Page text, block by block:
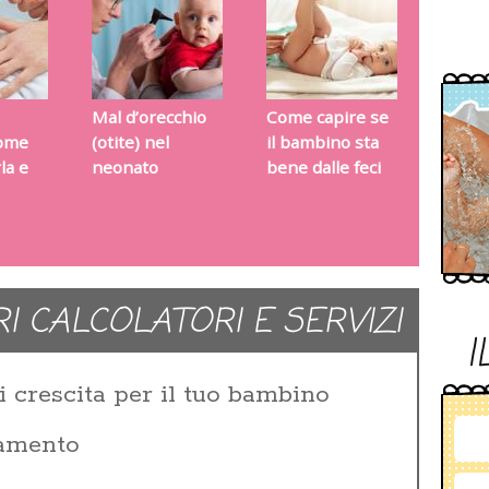
e
Mal d’orecchio
(otite) nel
neonato
Come capire se
il bambino sta
bene dalle feci
CALCOLATORI E SERVIZI
per il tuo bambino